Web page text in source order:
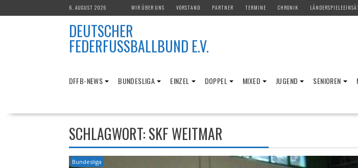
to
6. AUGUST 2026 WIR ÜBER UNS VORSTAND PARTNER TERMINE CHRONIK
DEUTSCHER
FEDERFUSSBALLBUND E.V.
DFFB-NEWS BUNDESLIGA EINZEL DOPPEL MIXED JUGEND SENIOREN
SCHLAGWORT:SKF WEITMAR
Bundesliga